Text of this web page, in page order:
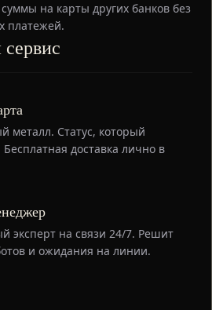
на карты других банков без
платежей.
металл. Статус, который
доставка лично в
эксперт на связи 24/7. Решит
и ожидания на линии.